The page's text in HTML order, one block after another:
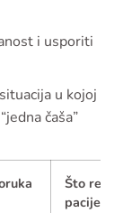
i usporiti
u kojoj
čaša”
Što reći
pacijentu